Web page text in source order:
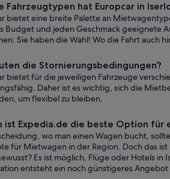
Fahrzeugtypen hat Europcar in
bietet eine breite Palette an
Budget und jeden Geschmack geeignete
Sie haben die Wahl! Wo die Fahrt auch
die Stornierungsbedingungen?
bietet für die jeweiligen Fahrzeuge
Daher ist es wichtig, sich die
um flexibel zu bleiben.
ist Expedia.de die beste Option für
wo man einen Wagen bucht,
für Mietwagen in der Region. Doch das
Es ist möglich, Flüge oder Hotels
entsteht ein noch günstigeres Angebot